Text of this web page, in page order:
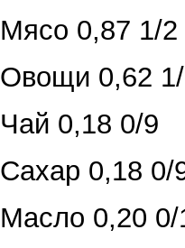
Мясо 0,87 1/2
Овощи 0,62
Чай 0,18 0/9
Сахар 0,18 0/
Масло 0,20 0/